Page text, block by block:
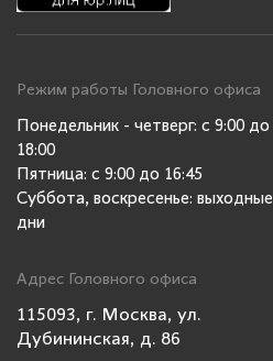
Режим работы Головного офиса
Понедельник - четверг: с 9:00 до
18:00
Пятница: с 9:00 до 16:45
Суббота, воскресенье: выходные
дни
Адрес Головного офиса
115093, г. Москва, ул.
Дубининская, д. 86